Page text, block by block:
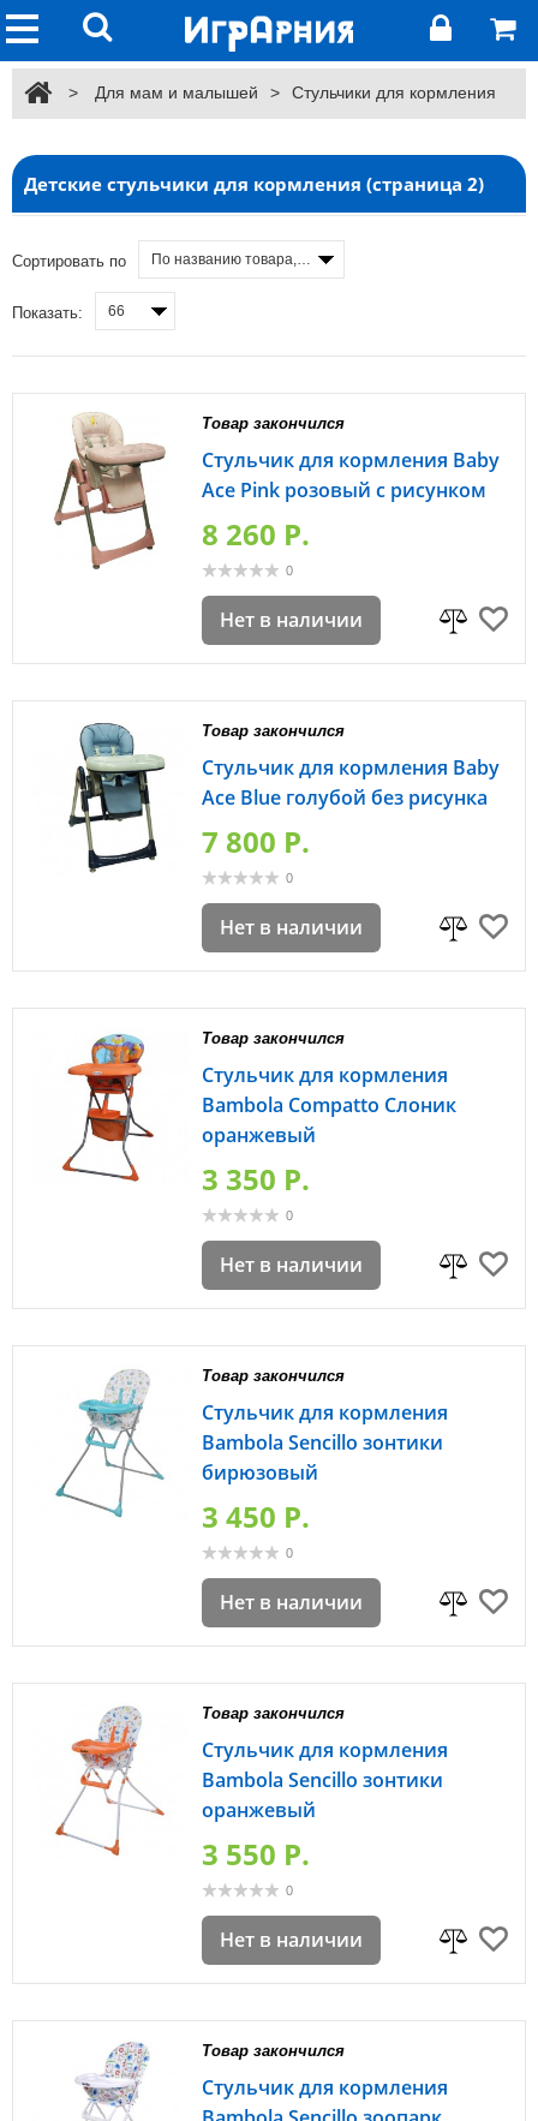
> Для мам и малышей > Стульчики для кормления
Детские стульчики для кормления (cтраница 2)
Сортировать по По названию товара, от А до Я
Показать: 66
Товар закончился
Стульчик для кормления Baby
Ace Pink розовый с рисунком
8 260 P.
0
Нет в наличии
Товар закончился
Стульчик для кормления Baby
Ace Blue голубой без рисунка
7 800 P.
0
Нет в наличии
Товар закончился
Стульчик для кормления
Bambola Compatto Слоник
оранжевый
3 350 P.
0
Нет в наличии
Товар закончился
Стульчик для кормления
Bambola Sencillo зонтики
бирюзовый
3 450 P.
0
Нет в наличии
Товар закончился
Стульчик для кормления
Bambola Sencillo зонтики
оранжевый
3 550 P.
0
Нет в наличии
Товар закончился
Стульчик для кормления